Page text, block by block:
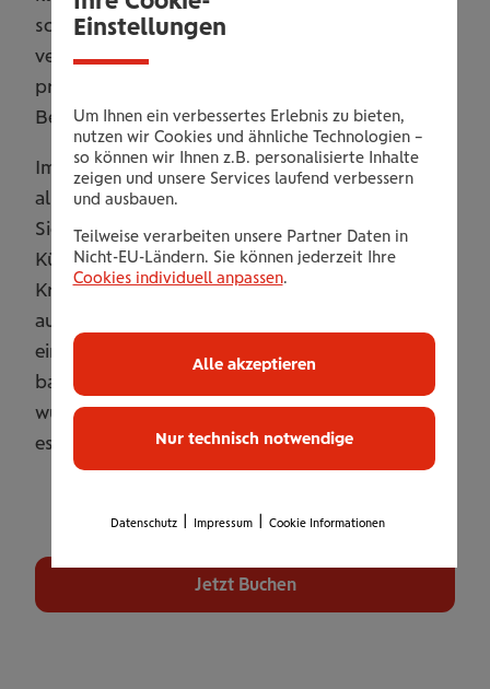
schneereichsten Dorf der Welt - umgeben von
verschneiten Wanderwegen und 110 km gut
präperierten Pisten mit einem wunderbaren
Bergpanorama.
Im Restaurant genießen Sie eine heimelige und
alpine Atmosphäre. Kulinarisch verwöhnen wir
Sie gerne mit leichten und täglich frisch vom
Küchenteam zubereiteten, faffinierten
Kreationen und genussvollen Gaumenfreuden
aus heimischen Produkten. Vergessen Sie
einfach den Alltag, und lassen Sie die Seele
baumeln."An etwas Schönes zu denken ist
wundervoll - aber noch viel wundervoller ist es -
es zu erleben!"
Jetzt Buchen
Einstellungen
Um Ihnen ein verbessertes Erlebnis zu bieten,
nutzen wir Cookies und ähnliche Technologien –
so können wir Ihnen z.B. personalisierte Inhalte
zeigen und unsere Services laufend verbessern
und ausbauen.
Teilweise verarbeiten unsere Partner Daten in
Nicht-EU-Ländern. Sie können jederzeit Ihre
Cookies individuell anpassen.
Nur technisch notwendige
Alle akzeptieren
Datenschutz Impressum Cookie Informationen